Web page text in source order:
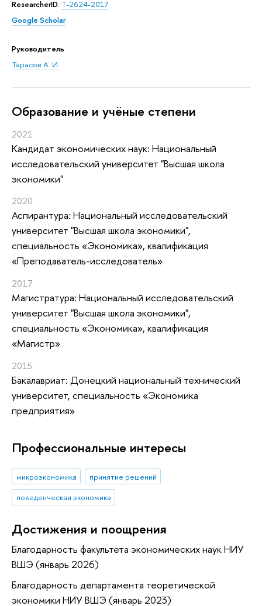
ResearcherID: T-2624-2017
Google Scholar
Руководитель
Тарасов А. И.
Oбразование и учёные степени
2021
Кандидат экономических наук: Национальный
исследовательский университет "Высшая школа
экономики"
2020
Аспирантура: Национальный исследовательский
университет "Высшая школа экономики",
специальность «Экономика», квалификация
«Преподаватель-исследователь»
2017
Магистратура: Национальный исследовательский
университет "Высшая школа экономики",
специальность «Экономика», квалификация
«Магистр»
2015
Бакалавриат: Донецкий национальный технический
университет, специальность «Экономика
предприятия»
Профессиональные интересы
микроэкономика
принятие решений
поведенческая экономика
Достижения и поощрения
Благодарность факультета экономических наук НИУ
ВШЭ (январь 2026)
Благодарность департамента теоретической
экономики НИУ ВШЭ (январь 2023)